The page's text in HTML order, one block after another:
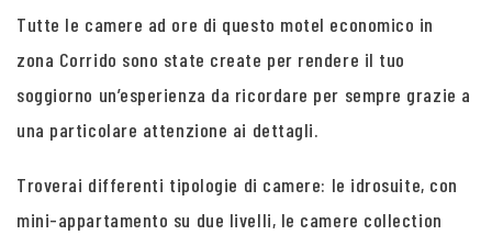
Tutte le camere ad ore di questo motel economico in
zona Corrido sono state create per rendere il tuo
soggiorno un’esperienza da ricordare per sempre grazie a
una particolare attenzione ai dettagli.
Troverai differenti tipologie di camere: le idrosuite, con
mini-appartamento su due livelli, le camere collection